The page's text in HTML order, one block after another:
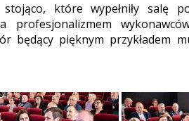
które wypełniły salę
profesjonalizmem
będący pięknym przykładem